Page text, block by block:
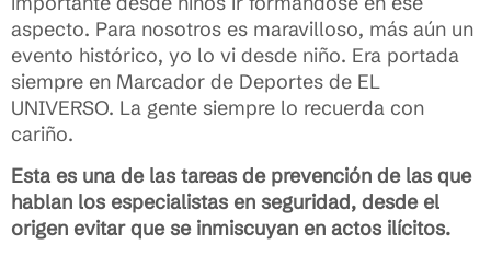
aspecto. Para nosotros es maravilloso, más aún un
evento histórico, yo lo vi desde niño. Era portada
siempre en Marcador de Deportes de EL
UNIVERSO. La gente siempre lo recuerda con
cariño.
Esta es una de las tareas de prevención de las que
hablan los especialistas en seguridad, desde el
origen evitar que se inmiscuyan en actos ilícitos.